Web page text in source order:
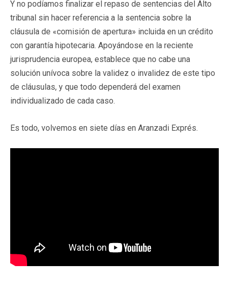
Y no podíamos finalizar el repaso de sentencias del Alto
tribunal sin hacer referencia a la sentencia sobre la
cláusula de «comisión de apertura» incluida en un crédito
con garantía hipotecaria. Apoyándose en la reciente
jurisprudencia europea, establece que no cabe una
solución unívoca sobre la validez o invalidez de este tipo
de cláusulas, y que todo dependerá del examen
individualizado de cada caso.
Es todo, volvemos en siete días en Aranzadi Exprés.